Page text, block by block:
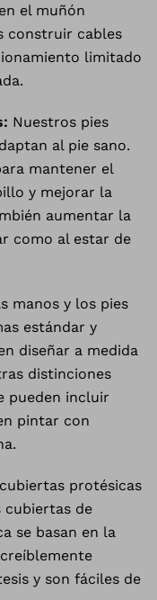
el muñón
construir cables
limitado
Nuestros pies
al pie sano.
mantener el
y mejorar la
aumentar la
como al estar de
manos y los pies
estándar y
diseñar a medida
distinciones
pueden incluir
pintar con
protésicas
cubiertas de
se basan en la
y son fáciles de